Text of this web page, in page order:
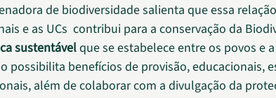
de biodiversidade salienta que essa
e as UCs contribui para a conservação da
sustentávelque se estabelece entre os povos e
possibilita benefícios de provisão, educacionais,
além de colaborar com a divulgação da